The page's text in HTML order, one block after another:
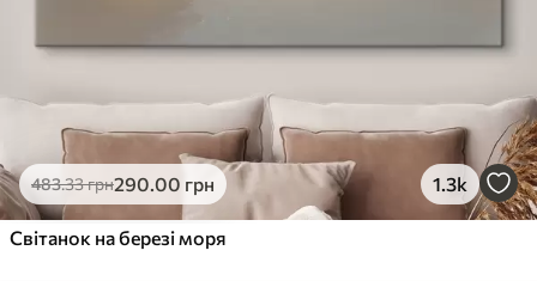
483.33грн290.00 грн 1.3k
Світанок на березі моря